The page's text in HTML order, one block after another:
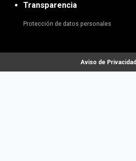
Transparencia
Protección de datos personales
Aviso de Privacidad